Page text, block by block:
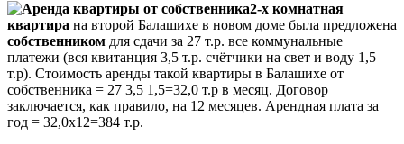
2-х комнатная
квартира на второй Балашихе в новом доме была предложена
собственником для сдачи за 27 т.р. все коммунальные
платежи (вся квитанция 3,5 т.р. счётчики на свет и воду 1,5
т.р). Стоимость аренды такой квартиры в Балашихе от
собственника = 27 3,5 1,5=32,0 т.р в месяц. Договор
заключается, как правило, на 12 месяцев. Арендная плата за
год = 32,0х12=384 т.р.